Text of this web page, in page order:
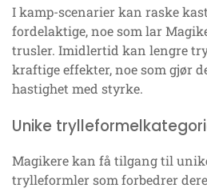
I kamp-scenarier kan raske
fordelaktige, noe som lar
trusler. Imidlertid kan lengre
kraftige effekter, noe som gjør
hastighet med styrke.
Unike
Magikere kan få tilgang til
trylleformler som forbedrer